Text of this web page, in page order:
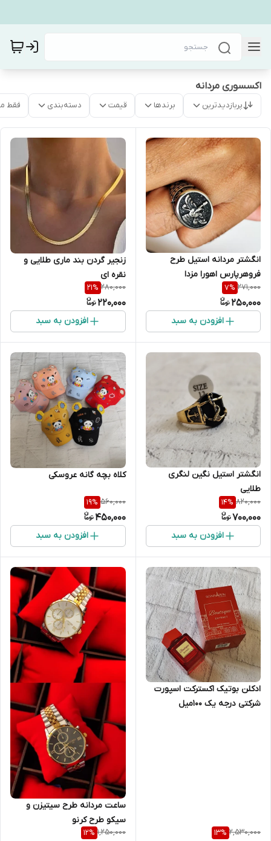
اکسسوری مردانه
پربازدیدترین برندها قیمت دسته‌بندی فقط
انگشتر مردانه استیل طرح
فروهرپارس اهورا مزدا
271,000
7%
250,000
افزودن به سبد
زنجیر گردن بند ماری طلایی و
نقره ای
280,000
21%
220,000
افزودن به سبد
انگشتر استیل نگین لنگری
طلایی
820,000
14%
700,000
افزودن به سبد
کلاه بچه گانه عروسکی
560,000
19%
450,000
افزودن به سبد
ادکلن بوتیک اکسترکت اسپورت
شرکتی درجه یک 100میل
2,530,000
13%
ساعت مردانه طرح سیتیزن و
سیکو طرح کرنو
1,250,000
12%